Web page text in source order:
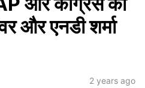
और एनडी शर्मा
2 years ago